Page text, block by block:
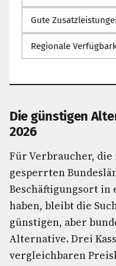
Gute
Regionale
Die günstigen
2026
Für Verbraucher, die
gesperrten
Beschäftigungsort in
haben, bleibt die
günstigen, aber
Alternative. Drei
vergleichbaren